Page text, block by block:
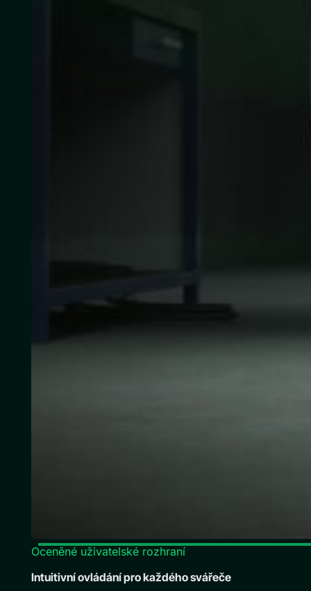
Oceněné uživatelské rozhraní
Intuitivní ovládání pro každého svářeče